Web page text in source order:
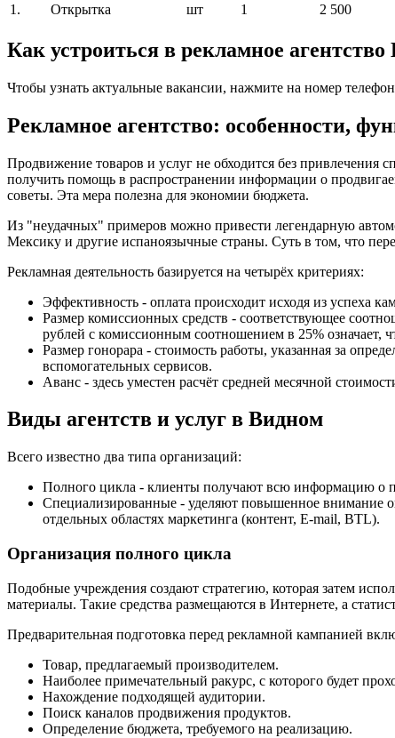
1.
Открытка шт 1 2 500
Как устроиться в рекламное агентство
Чтобы узнать актуальные вакансии, нажмите на номер
Рекламное агентство: особенности,
Продвижение товаров и услуг не обходится без
получить помощь в распространении информации о
советы. Эта мера полезна для экономии бюджета.
Из "неудачных" примеров можно привести легендарную
Мексику и другие испаноязычные страны. Суть в том, что
Рекламная деятельность базируется на четырёх критериях:
Эффективность - оплата происходит исходя из успеха
Размер комиссионных средств - соответствующее
рублей с комиссионным соотношением в 25% означает,
Размер гонорара - стоимость работы, указанная за
вспомогательных сервисов.
Аванс - здесь уместен расчёт средней месячной
Виды агентств и услуг в Видном
Всего известно два типа организаций:
Полного цикла - клиенты получают всю информацию о
Специализированные - уделяют повышенное внимание
отдельных областях маркетинга (контент, E-mail, BTL).
Организация полного цикла
Подобные учреждения создают стратегию, которая затем
материалы. Такие средства размещаются в Интернете, а
Предварительная подготовка перед рекламной кампанией
Товар, предлагаемый производителем.
Наиболее примечательный ракурс, с которого будет
Нахождение подходящей аудитории.
Поиск каналов продвижения продуктов.
Определение бюджета, требуемого на реализацию.